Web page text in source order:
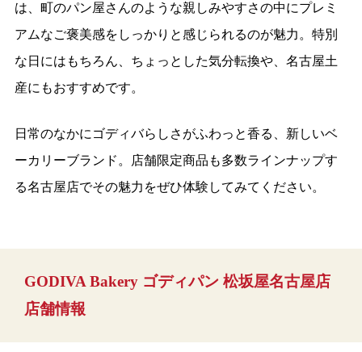
は、町のパン屋さんのような親しみやすさの中にプレミ
アムなご褒美感をしっかりと感じられるのが魅力。特別
な日にはもちろん、ちょっとした気分転換や、名古屋土
産にもおすすめです。
日常のなかにゴディバらしさがふわっと香る、新しいベ
ーカリーブランド。店舗限定商品も多数ラインナップす
る名古屋店でその魅力をぜひ体験してみてください。
GODIVA Bakery ゴディパン 松坂屋名古屋店
店舗情報